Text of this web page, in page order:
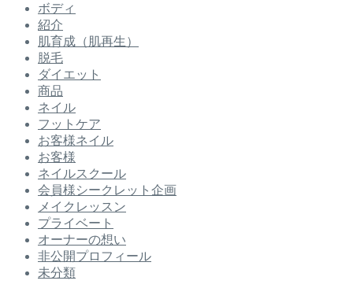
ボディ
紹介
肌育成（肌再生）
脱毛
ダイエット
商品
ネイル
フットケア
お客様ネイル
お客様
ネイルスクール
会員様シークレット企画
メイクレッスン
プライベート
オーナーの想い
非公開プロフィール
未分類